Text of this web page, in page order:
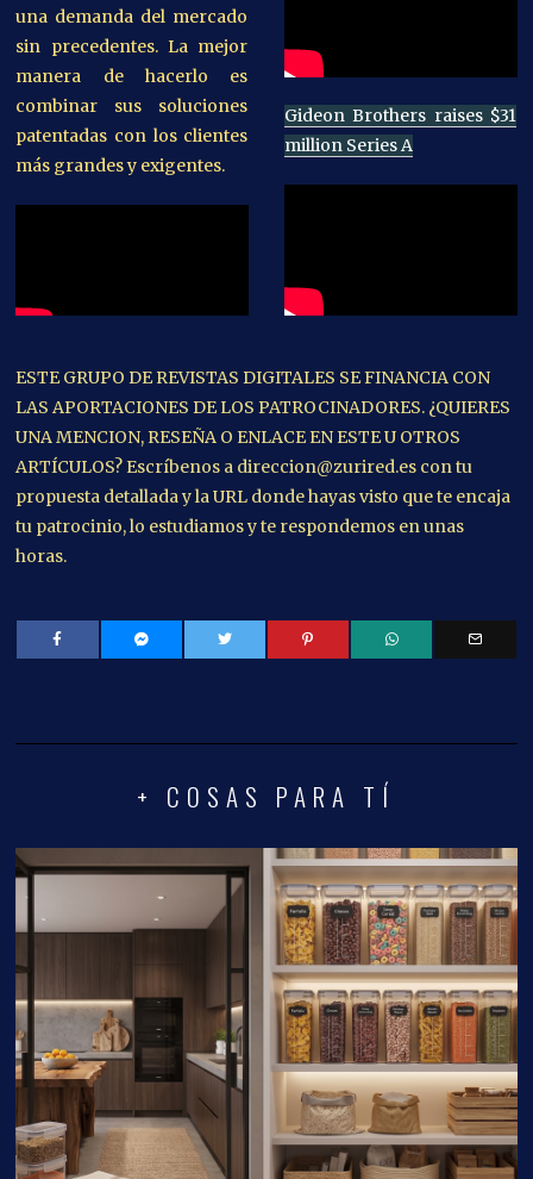
una demanda del mercado
sin precedentes. La mejor
manera de hacerlo es
combinar sus soluciones
patentadas con los clientes
más grandes y exigentes.
Gideon Brothers raises $31
million Series A
ESTE GRUPO DE REVISTAS DIGITALES SE FINANCIA CON
LAS APORTACIONES DE LOS PATROCINADORES. ¿QUIERES
UNA MENCION, RESEÑA O ENLACE EN ESTE U OTROS
ARTÍCULOS? Escríbenos a direccion@zurired.es con tu
propuesta detallada y la URL donde hayas visto que te encaja
tu patrocinio, lo estudiamos y te respondemos en unas
horas.
+ COSAS PARA TÍ